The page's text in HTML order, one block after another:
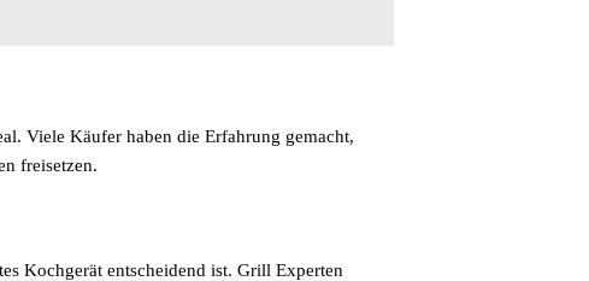
Viele Käufer haben die Erfahrung gemacht,
freisetzen.
Kochgerät entscheidend ist. Grill Experten